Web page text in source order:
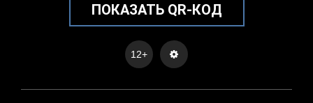
ПОКАЗАТЬ QR-КОД
12+